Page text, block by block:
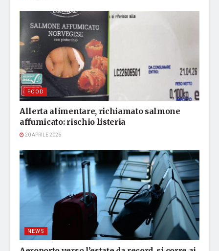
FOOD
Allerta alimentare, richiamato salmone
affumicato: rischio listeria
20 APRILE 2026
NEWS